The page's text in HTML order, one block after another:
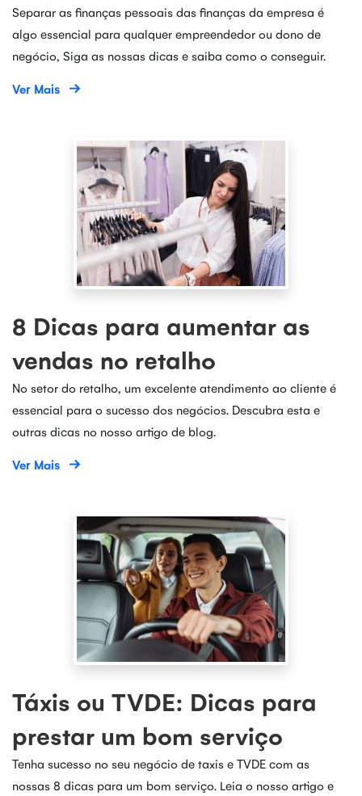
Separar as finanças pessoais das finanças da empresa é
algo essencial para qualquer empreendedor ou dono de
negócio, Siga as nossas dicas e saiba como o conseguir.
Ver Mais
8 Dicas para aumentar as
vendas no retalho
No setor do retalho, um excelente atendimento ao cliente é
essencial para o sucesso dos negócios. Descubra esta e
outras dicas no nosso artigo de blog.
Ver Mais
Táxis ou TVDE: Dicas para
prestar um bom serviço
Tenha sucesso no seu negócio de taxis e TVDE com as
nossas 8 dicas para um bom serviço. Leia o nosso artigo e